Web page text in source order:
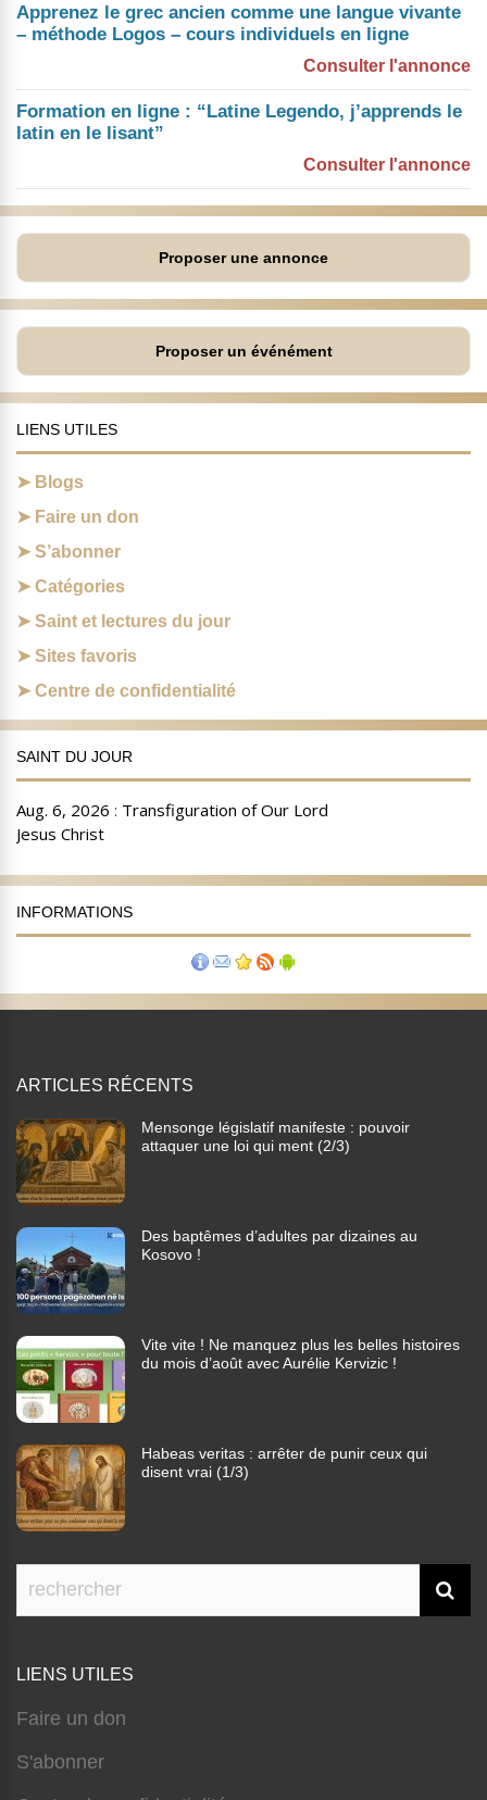
Apprenez le grec ancien comme une langue vivante
– méthode Logos – cours individuels en ligne
Consulter l'annonce
Formation en ligne : “Latine Legendo, j’apprends le
latin en le lisant”
Consulter l'annonce
Proposer une annonce
Proposer un événément
LIENS UTILES
Blogs
Faire un don
S’abonner
Catégories
Saint et lectures du jour
Sites favoris
Centre de confidentialité
SAINT DU JOUR
INFORMATIONS
ARTICLES RÉCENTS
Mensonge législatif manifeste : pouvoir
attaquer une loi qui ment (2/3)
Des baptêmes d’adultes par dizaines au
Kosovo !
Vite vite ! Ne manquez plus les belles histoires
du mois d’août avec Aurélie Kervizic !
Habeas veritas : arrêter de punir ceux qui
disent vrai (1/3)
LIENS UTILES
Faire un don
S'abonner